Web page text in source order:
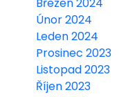
Únor 2024
Leden 2024
Prosinec 2023
Listopad 2023
Říjen 2023